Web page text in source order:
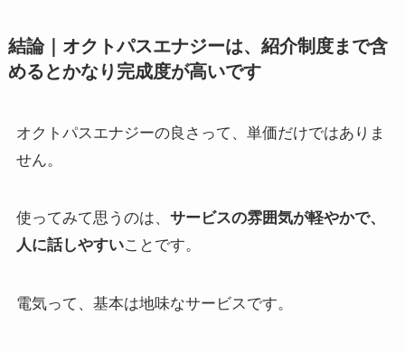
結論｜オクトパスエナジーは、紹介制度まで含
めるとかなり完成度が高いです
オクトパスエナジーの良さって、単価だけではありま
せん。
使ってみて思うのは、 サービスの雰囲気が軽やかで、
人に話しやすいことです。
電気って、基本は地味なサービスです。